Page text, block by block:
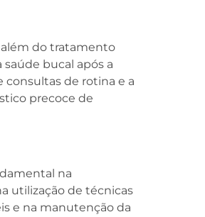
do tratamento
bucal após a
consultas de rotina e a
precoce de
na
utilização de técnicas
e na manutenção da